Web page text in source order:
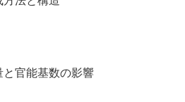
官能基数の影響